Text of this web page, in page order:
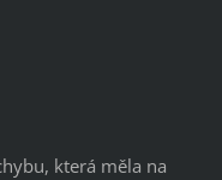
která měla na